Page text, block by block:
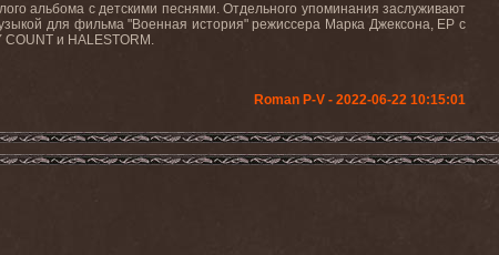
альбома с детскими песнями. Отдельного упоминания заслуживают
для фильма "Военная история" режиссера Марка Джексона, EP с
COUNT и HALESTORM .
Roman P-V - 2022-06-22 10:15:01